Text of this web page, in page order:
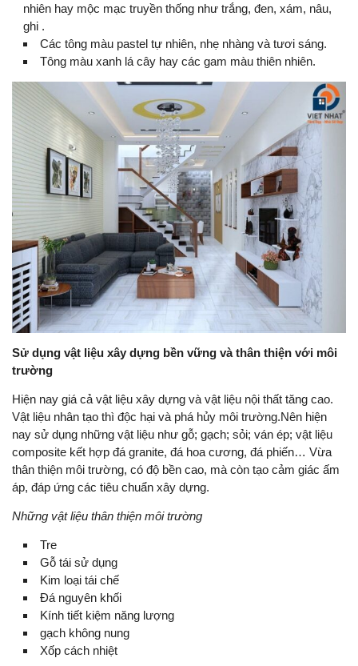
nhiên hay mộc mạc truyền thống như trắng, đen, xám, nâu,
ghi .
Các tông màu pastel tự nhiên, nhẹ nhàng và tươi sáng.
Tông màu xanh lá cây hay các gam màu thiên nhiên.
Sử dụng vật liệu xây dựng bền vững và thân thiện với môi
trường
Hiện nay giá cả vật liệu xây dựng và vật liệu nội thất tăng cao.
Vật liệu nhân tạo thì độc hại và phá hủy môi trường.Nên hiện
nay sử dụng những vật liệu như gỗ; gạch; sỏi; ván ép; vật liệu
composite kết hợp đá granite, đá hoa cương, đá phiến… Vừa
thân thiện môi trường, có độ bền cao, mà còn tạo cảm giác ấm
áp, đáp ứng các tiêu chuẩn xây dựng.
Những vật liệu thân thiện môi trường
Tre
Gỗ tái sử dụng
Kim loại tái chế
Đá nguyên khối
Kính tiết kiệm năng lượng
gạch không nung
Xốp cách nhiệt